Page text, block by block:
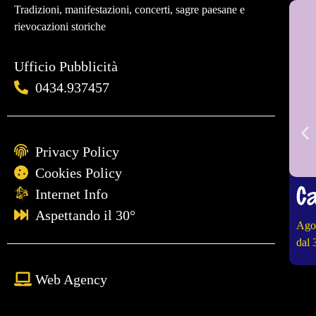
Tradizioni, manifestazioni, concerti, sagre paesane e
rievocazioni storiche
Ufficio Pubblicità
0434.937457
Privacy Policy
Cookies Policy
Internet Info
Aspettando il 30°
Web Agency
dal